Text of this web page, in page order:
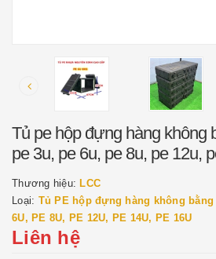
Tủ pe hộp đựng hàng không
pe 3u, pe 6u, pe 8u, pe 12u,
Thương hiệu: LCC
Loại: Tủ PE hộp đựng hàng không
6U, PE 8U, PE 12U, PE 14U, PE 16U
Liên hệ